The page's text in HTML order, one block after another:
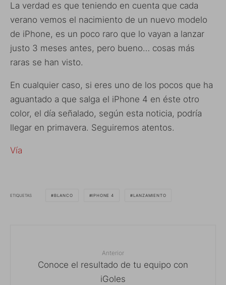
La verdad es que teniendo en cuenta que cada
verano vemos el nacimiento de un nuevo modelo
de iPhone, es un poco raro que lo vayan a lanzar
justo 3 meses antes, pero bueno… cosas más
raras se han visto.
En cualquier caso, si eres uno de los pocos que ha
aguantado a que salga el iPhone 4 en éste otro
color, el día señalado, según esta noticia, podría
llegar en primavera. Seguiremos atentos.
Vía
ETIQUETAS BLANCO IPHONE 4 LANZAMIENTO
Anterior
Conoce el resultado de tu equipo con
iGoles